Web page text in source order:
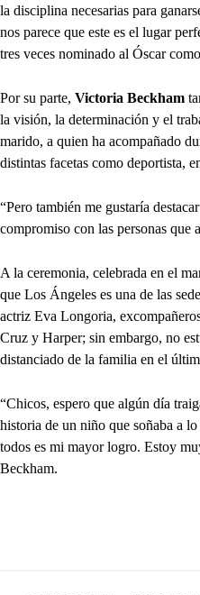
la disciplina necesarias para
nos parece que este es el lugar
tres veces nominado al Óscar
Por su parte, Victoria Beckham
la visión, la determinación y el
marido, a quien ha acompañado
distintas facetas como deportista,
“Pero también me gustaría
compromiso con las personas que
A la ceremonia, celebrada en el
que Los Ángeles es una de las
actriz Eva Longoria,
Cruz y Harper; sin embargo, no
distanciado de la familia en el
“Chicos, espero que algún día
historia de un niño que soñaba a
todos es mi mayor logro. Estoy
Beckham.